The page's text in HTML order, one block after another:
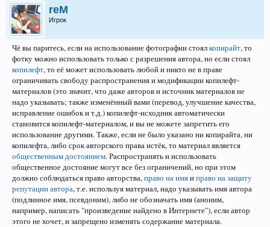
reM
Игрок
Чё вы паритесь, если на использование фотографии стоялкопирайт, то
фотку можно использовать только с разрешения автора, но если стоял
копилефт, то её может использовать любой и никто не в праве
ограничивать свободу распространения и модификации копилефт-
материалов (это значит, что даже авторов и источник материалов не
надо указывать; также изменённый вами (перевод, улучшение качества,
исправление ошибок и т.д.) копилефт-исходник автоматически
становится копилефт-материалом, и вы не можете запретить его
использование другими. Также, если не было указано ни копирайта, ни
копилефта, либо срок авторского права истёк, то материал является
общественным достоянием. Распространять и использовать
общественное достояние могут все без ограничений, но при этом
должно соблюдаться право авторства,право на имяиправо на защиту
репутации автора, т.е. используя материал, надо указывать имя автора
(подлинное имя, псевдоним), либо не обозначать имя (аноним,
например, написать "произведение найдено в Интернете"), если автор
этого не хочет, и запрещено изменять содержание материала.